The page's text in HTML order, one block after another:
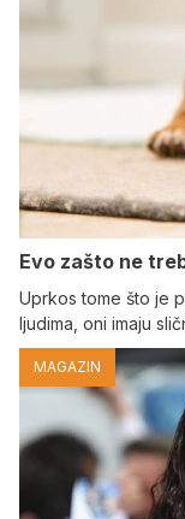
Evo zašto ne
Uprkos tome što je
ljudima, oni imaju
MAGAZIN